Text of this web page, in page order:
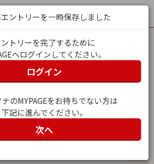
ログイン
ントリーを一時保存しました
トリーを完了するために
へログインしてください。
ログイン
のMYPAGEをお持ちでない方は
下記に進んでください。
次へ